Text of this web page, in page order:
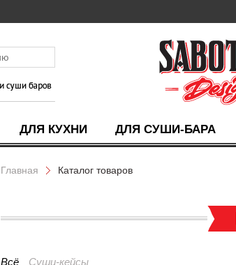
ДЛЯ КУХНИ ДЛЯ СУШИ-БАРА
Главная Каталог товаров
Всё Суши-кейсы